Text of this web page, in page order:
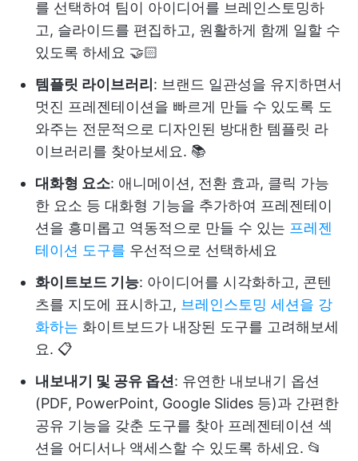
를 선택하여 팀이 아이디어를 브레인스토밍하
고, 슬라이드를 편집하고, 원활하게 함께 일할 수
있도록 하세요 🤝🏻
템플릿 라이브러리 : 브랜드 일관성을 유지하면서
멋진 프레젠테이션을 빠르게 만들 수 있도록 도
와주는 전문적으로 디자인된 방대한 템플릿 라
이브러리를 찾아보세요. 📚
대화형 요소: 애니메이션, 전환 효과, 클릭 가능
한 요소 등 대화형 기능을 추가하여 프레젠테이
션을 흥미롭고 역동적으로 만들 수 있는 프레젠
테이션 도구를 우선적으로 선택하세요
화이트보드 기능: 아이디어를 시각화하고, 콘텐
츠를 지도에 표시하고, 브레인스토밍 세션을 강
화하는 화이트보드가 내장된 도구를 고려해보세
요. 📋
내보내기 및 공유 옵션 : 유연한 내보내기 옵션
(PDF, PowerPoint, Google Slides 등)과 간편한
공유 기능을 갖춘 도구를 찾아 프레젠테이션 섹
션을 어디서나 액세스할 수 있도록 하세요. 📂